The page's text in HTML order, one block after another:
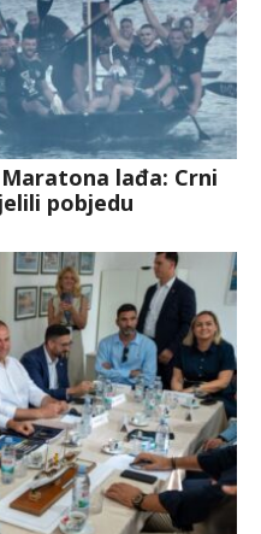
lađa: Crni
pobjedu